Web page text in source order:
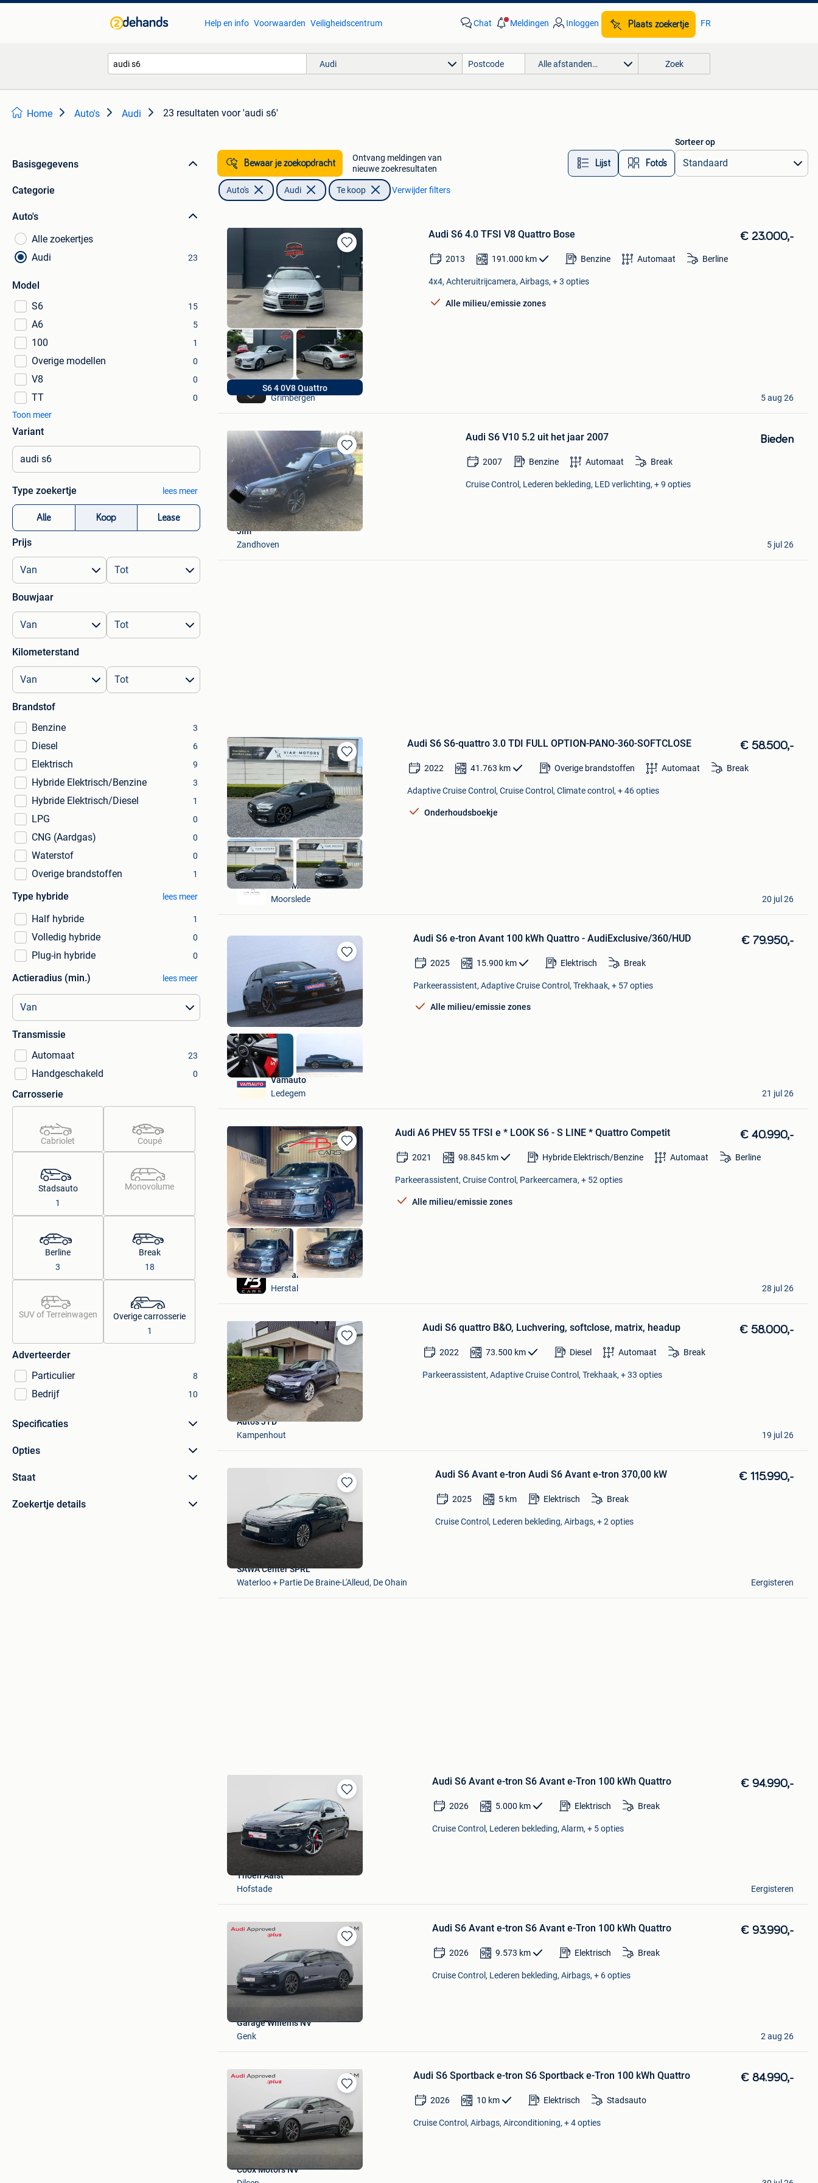
Help en info Voorwaarden Veiligheidscentrum Chat Meldingen Inloggen Plaats zoekertje FR
Audi Alle afstanden… Zoek
Home Auto's Audi 23 resultaten voor 'audi s6'
Basisgegevens
Categorie
Auto's
Alle zoekertjes
Audi
23
Model
S6
15
A6 5
100 1
Overige modellen 0
V8 0
TT
0
Toon meer
Variant
Type zoekertje lees meer
Alle Koop Lease
Prijs
Bouwjaar
Kilometerstand
Brandstof
Benzine
3
Diesel 6
Elektrisch 9
Hybride Elektrisch/Benzine 3
Hybride Elektrisch/Diesel 1
LPG 0
CNG (Aardgas) 0
Waterstof 0
Overige brandstoffen 1
Type hybride lees meer
Half hybride 1
Volledig hybride 0
Plug-in hybride 0
Actieradius (min.) lees meer
Transmissie
Automaat
23
Handgeschakeld 0
Carrosserie
Cabriolet Coupé
Stadsauto
1
Monovolume
Berline
3
Break
18
SUV of Terreinwagen
Overige carrosserie
1
Adverteerder
Particulier
8
Bedrijf 10
Specificaties
Opties
Staat
Zoekertje details
Bewaar je zoekopdracht
Ontvang meldingen van
nieuwe zoekresultaten
Lijst Foto’s
Sorteer op
Auto's Audi Te koop Verwijder filters
Bewaren
in
Mijn
Favorieten
S6 4 0V8 Quattro
Audi S6 4.0 TFSI V8 Quattro Bose € 23.000,-
2013 191.000 km Benzine Automaat Berline
4x4, Achteruitrijcamera, Airbags, + 3 opties
Alle milieu/emissie zones
Joker Cars
Grimbergen
5 aug 26
Bewaren
in
Mijn
Favorieten
Audi S6 V10 5.2 uit het jaar 2007 Bieden
2007 Benzine Automaat Break
Cruise Control, Lederen bekleding, LED verlichting, + 9 opties
Jim
Zandhoven
5 jul 26
Bewaren
in
Mijn
Favorieten
Audi S6 S6-quattro 3.0 TDI FULL OPTION-PANO-360-SOFTCLOSE € 58.500,-
2022 41.763 km Overige brandstoffen Automaat Break
Adaptive Cruise Control, Cruise Control, Climate control, + 46 opties
Onderhoudsboekje
VIAR Motors
Moorslede
20 jul 26
Bewaren
in
Mijn
Favorieten
Audi S6 e-tron Avant 100 kWh Quattro - AudiExclusive/360/HUD € 79.950,-
2025 15.900 km Elektrisch Break
Parkeerassistent, Adaptive Cruise Control, Trekhaak, + 57 opties
Alle milieu/emissie zones
Vamauto
Ledegem
21 jul 26
Bewaren
in
Mijn
Favorieten
Audi A6 PHEV 55 TFSI e * LOOK S6 - S LINE * Quattro Competit € 40.990,-
2021 98.845 km Hybride Elektrisch/Benzine Automaat Berline
Parkeerassistent, Cruise Control, Parkeercamera, + 52 opties
Alle milieu/emissie zones
A.B Cars
Herstal
28 jul 26
Bewaren
Mijn
Favorieten
Audi S6 quattro B&O, Luchvering, softclose, matrix, headup € 58.000,-
2022 73.500 km Diesel Automaat Break
Parkeerassistent, Adaptive Cruise Control, Trekhaak, + 33 opties
Auto's JTD
Kampenhout
19 jul 26
Bewaren
in
Mijn
Favorieten
Audi S6 Avant e-tron Audi S6 Avant e-tron 370,00 kW € 115.990,-
2025 5 km Elektrisch Break
Cruise Control, Lederen bekleding, Airbags, + 2 opties
SAWA Center SPRL
Waterloo + Partie De Braine-L'Alleud, De Ohain
Eergisteren
Bewaren
in
Mijn
Favorieten
Audi S6 Avant e-tron S6 Avant e-Tron 100 kWh Quattro € 94.990,-
2026 5.000 km Elektrisch Break
Cruise Control, Lederen bekleding, Alarm, + 5 opties
Thoen Aalst
Hofstade
Eergisteren
Bewaren
in
Mijn
Favorieten
Audi S6 Avant e-tron S6 Avant e-Tron 100 kWh Quattro € 93.990,-
2026 9.573 km Elektrisch Break
Cruise Control, Lederen bekleding, Airbags, + 6 opties
Garage Willems NV
Genk
2 aug 26
Bewaren
in
Mijn
Favorieten
Audi S6 Sportback e-tron S6 Sportback e-Tron 100 kWh Quattro € 84.990,-
2026 10 km Elektrisch Stadsauto
Cruise Control, Airbags, Airconditioning, + 4 opties
Coox Motors NV